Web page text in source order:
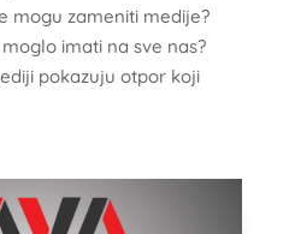
mogu zameniti medije?
imati na sve nas?
pokazuju otpor koji